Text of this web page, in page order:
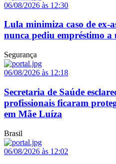
06/08/2026 às 12:30
Lula minimiza caso de ex-
nunca pediu empréstimo
Segurança
06/08/2026 às 12:18
Secretaria de Saúde
profissionais ficaram
em Mãe Luíza
Brasil
06/08/2026 às 12:02